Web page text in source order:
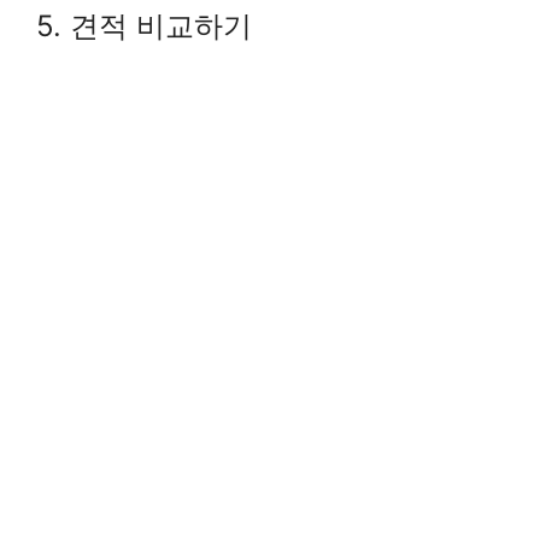
5. 견적 비교하기